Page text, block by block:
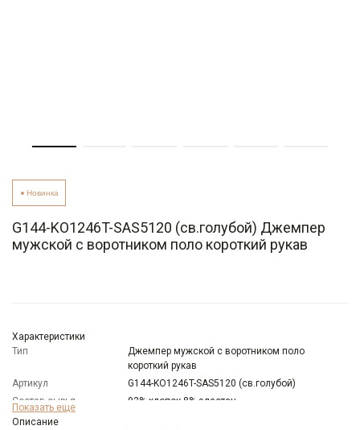
Новинка
G144-KO1246T-SAS5120 (св.голубой) Джемпер
мужской с воротником поло короткий рукав
Характеристики
Тип
Джемпер мужской с воротником поло
короткий рукав
Артикул
G144-KO1246T-SAS5120 (св.голубой)
Состав сырья
92% хлопок 8% эластан
Бренд
Показать еще
Описание